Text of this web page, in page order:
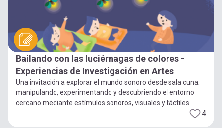
Bailando con las luciérnagas de colores -
Experiencias de Investigación en Artes
Una invitación a explorar el mundo sonoro desde sala cuna,
manipulando, experimentando y descubriendo el entorno
cercano mediante estímulos sonoros, visuales y táctiles.
4